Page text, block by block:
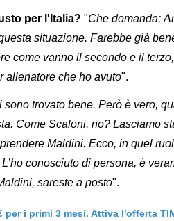
per l'Italia? "Che domanda:
situazione. Farebbe già
come vanno il secondo e il
allenatore che ho avuto".
trovato bene. Però è vero,
Come Scaloni, no? Lasciamo
Maldini. Ecco, in quel
conosciuto di persona, è
sareste a posto".
per i primi 3 mesi. Attiva l'offerta